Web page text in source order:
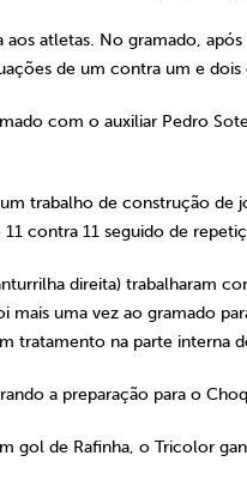
atletas. No gramado,
de um contra um e dois
com o auxiliar Pedro
trabalho de construção de
contra 11 seguido de
direita) trabalharam
uma vez ao gramado
tratamento na parte interna
a preparação para o
gol de Rafinha, o Tricolor